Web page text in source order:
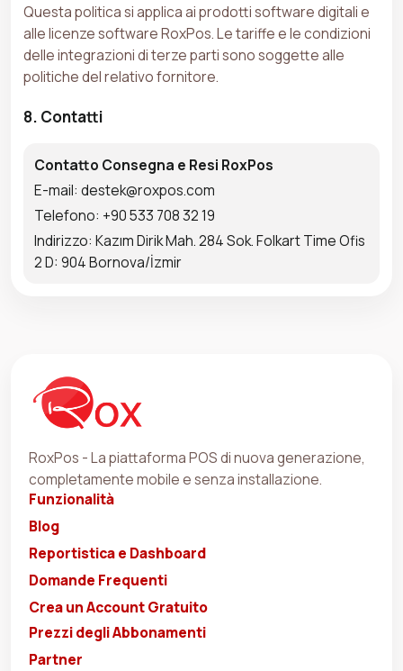
Questa politica si applica ai prodotti software digitali e
alle licenze software RoxPos. Le tariffe e le condizioni
delle integrazioni di terze parti sono soggette alle
politiche del relativo fornitore.
8. Contatti
Contatto Consegna e Resi RoxPos
E-mail: destek@roxpos.com
Telefono: +90 533 708 32 19
Indirizzo: Kazım Dirik Mah. 284 Sok. Folkart Time Ofis
2 D: 904 Bornova/İzmir
RoxPos - La piattaforma POS di nuova generazione,
completamente mobile e senza installazione.
Funzionalità
Blog
Reportistica e Dashboard
Domande Frequenti
Crea un Account Gratuito
Prezzi degli Abbonamenti
Partner